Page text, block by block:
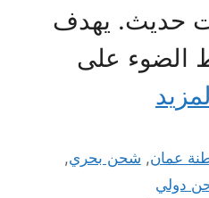
حديث. يهدف
الضوء على
عمان, شحن بحري,
دولي